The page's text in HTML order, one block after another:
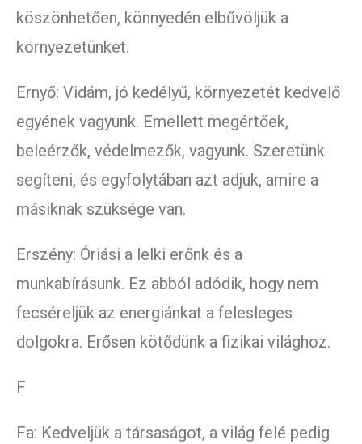
köszönhetően, könnyedén elbűvöljük a
környezetünket.
Ernyő: Vidám, jó kedélyű, környezetét kedvelő
egyének vagyunk. Emellett megértőek,
beleérzők, védelmezők, vagyunk. Szeretünk
segíteni, és egyfolytában azt adjuk, amire a
másiknak szüksége van.
Erszény: Óriási a lelki erőnk és a
munkabírásunk. Ez abból adódik, hogy nem
fecséreljük az energiánkat a felesleges
dolgokra. Erősen kötődünk a fizikai világhoz.
F
Fa: Kedveljük a társaságot, a világ felé pedig